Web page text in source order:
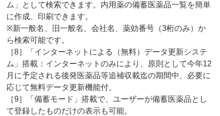
ム」として検索できます。内用薬の備蓄医薬品一覧を簡単
に作成、印刷できます。
※新一般名、旧一般名、会社名、薬効番号（3桁のみ）か
ら検索可能です。
［8］「インターネットによる（無料）データ更新システ
ム」搭載：インターネットのみにより、原則として今年12
月に予定される後発医薬品等追補収載迄の期間中、必要に
応じて無料データ更新機能付。
［9］「備蓄モード」搭載で、ユーザーが備蓄医薬品とし
て登録したものだけの表示も可能。